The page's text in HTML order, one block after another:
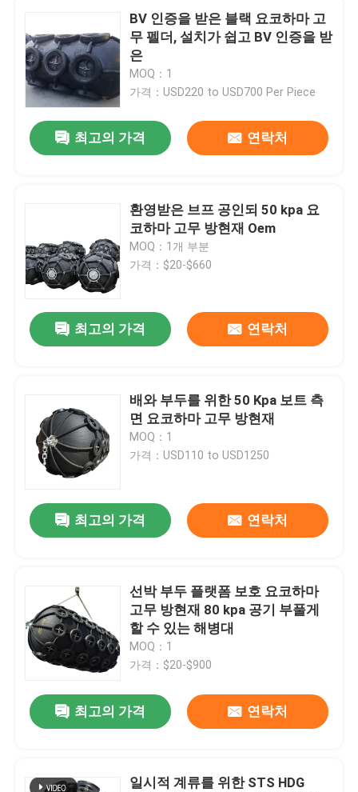
BV 인증을 받은 블랙 요코하마 고
무 펠더, 설치가 쉽고 BV 인증을 받
은
MOQ：1
가격：USD220 to USD700 Per Piece
최고의 가격 연락처
환영받은 브프 공인되 50 kpa 요
코하마 고무 방현재 Oem
MOQ：1개 부분
가격：$20-$660
최고의 가격 연락처
배와 부두를 위한 50 Kpa 보트 측
면 요코하마 고무 방현재
MOQ：1
가격：USD110 to USD1250
최고의 가격 연락처
선박 부두 플랫폼 보호 요코하마
고무 방현재 80 kpa 공기 부풀게
할 수 있는 해병대
MOQ：1
가격：$20-$900
최고의 가격 연락처
일시적 계류를 위한 STS HDG